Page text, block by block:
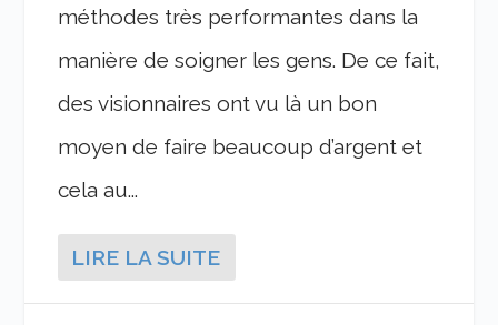
méthodes très performantes dans la
manière de soigner les gens. De ce fait,
des visionnaires ont vu là un bon
moyen de faire beaucoup d’argent et
cela au...
LIRE LA SUITE